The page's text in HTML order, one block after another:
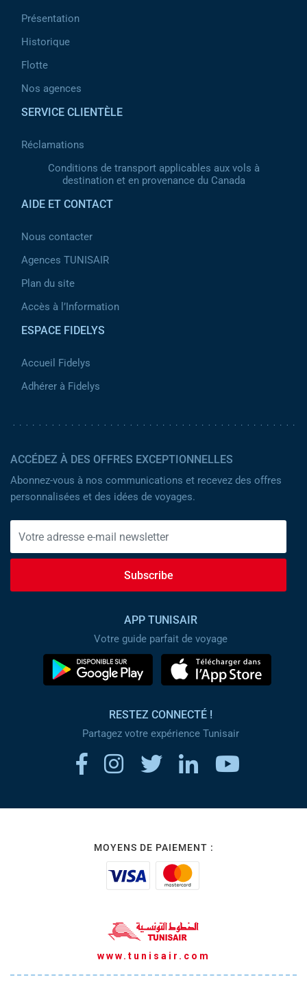
Présentation
Historique
Flotte
Nos agences
SERVICE CLIENTÈLE
Réclamations
Conditions de transport applicables aux vols à
destination et en provenance du Canada
AIDE ET CONTACT
Nous contacter
Agences TUNISAIR
Plan du site
Accès à l’Information
ESPACE FIDELYS
Accueil Fidelys
Adhérer à Fidelys
ACCÉDEZ À DES OFFRES EXCEPTIONNELLES
Abonnez-vous à nos communications et recevez des offres
personnalisées et des idées de voyages.
Subscribe
APP TUNISAIR
Votre guide parfait de voyage
RESTEZ CONNECTÉ !
Partagez votre expérience Tunisair
MOYENS DE PAIEMENT :
www.tunisair.com